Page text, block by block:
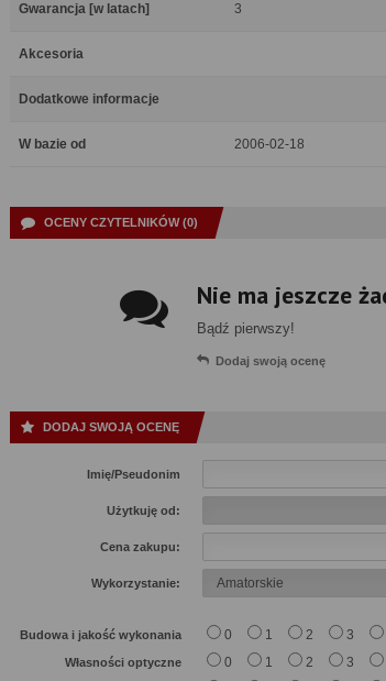
Gwarancja [w latach] 3
Akcesoria
Dodatkowe informacje
W bazie od 2006-02-18
OCENY CZYTELNIKÓW (0)
Nie ma jeszcze
Bądź pierwszy!
Dodaj swoją ocenę
DODAJ SWOJĄ OCENĘ
Imię/Pseudonim
Użytkuję od:
Cena zakupu:
Wykorzystanie:
Budowa i jakość wykonania 0 1 2 3
Własności optyczne 0 1 2 3